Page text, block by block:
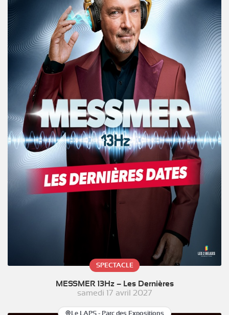
SPECTACLE
MESSMER 13Hz – Les Dernières
samedi 17 avril 2027
Le LAPS - Parc des Expositions